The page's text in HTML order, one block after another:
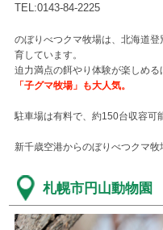
TEL:0143-84-2225
のぼりべつクマ牧場は、北海道
育しています。
迫力満点の餌やり体験が楽しめる
「子グマ牧場」も大人気。
駐車場は有料で、約150台収容可
新千歳空港からのぼりべつクマ牧
札幌市円山動物園